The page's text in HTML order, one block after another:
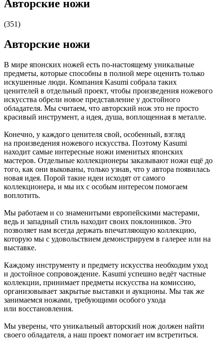
Авторские ножи
(351)
Авторские ножи
В мире японских ножей есть по-настоящему уникальные
предметы, которые способны в полной мере оценить только
искушенные люди. Компания Kasumi собрала таких
ценителей в отдельный проект, чтобы произведения ножевого
искусства обрели новое представление у достойного
обладателя. Мы считаем, что авторский нож это не просто
красивый инструмент, а идея, душа, воплощенная в металле.
Конечно, у каждого ценителя свой, особенный, взгляд
на произведения ножевого искусства. Поэтому Kasumi
находит самые интересные ножи именитых японских
мастеров. Отдельные коллекционеры заказывают ножи ещё до
того, как они выкованы, только узнав, что у автора появилась
новая идея. Порой такие идеи исходят от самого
коллекционера, и мы их с особым интересом помогаем
воплотить.
Мы работаем и со знаменитыми европейскими мастерами,
ведь и западный стиль находит своих поклонников. Это
позволяет нам всегда держать впечатляющую коллекцию,
которую мы с удовольствием демонстрируем в галерее или на
выставке.
Каждому инструменту и предмету искусства необходим уход
и достойное сопровождение. Kasumi успешно ведёт частные
коллекции, принимает предметы искусства на комиссию,
организовывает закрытые выставки и аукционы. Мы так же
занимаемся ножами, требующими особого ухода
или восстановления.
Мы уверены, что уникальный авторский нож должен найти
своего обладателя, а наш проект помогает им встретиться.